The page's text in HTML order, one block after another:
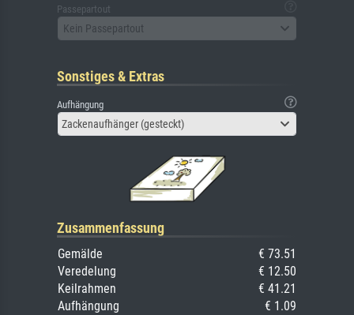
Passepartout
Kein Passepartout
Sonstiges & Extras
Aufhängung
Zackenaufhänger (gesteckt)
Zusammenfassung
Gemälde
€ 73.51
Veredelung
€ 12.50
Keilrahmen
€ 41.21
Aufhängung
€ 1.09